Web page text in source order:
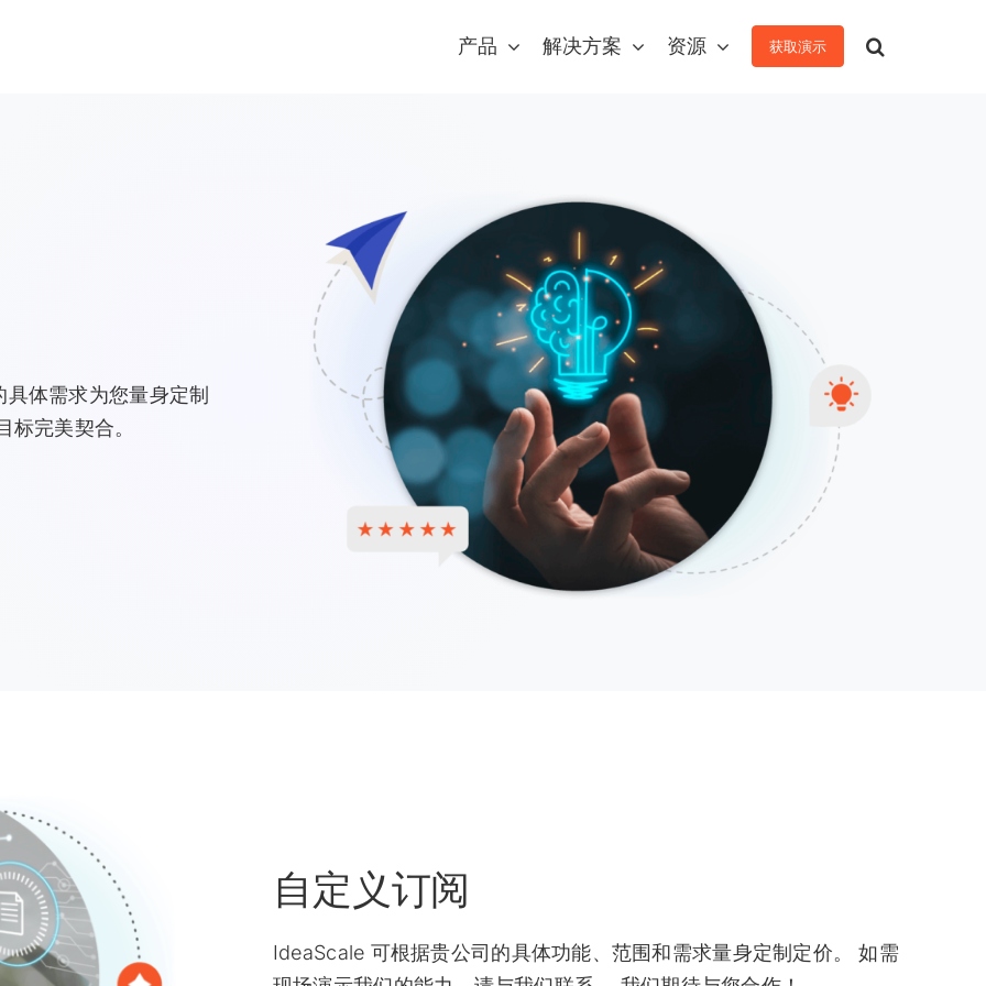
产品 解决方案 资源 获取演示
体需求为您量身定制
完美契合。
自定义订阅
IdeaScale 可根据贵公司的具体功能、范围和需求量身定制定价。 如需